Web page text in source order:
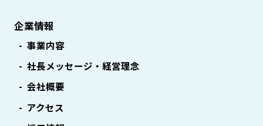
企業情報
事業内容
社長メッセージ・経営理念
会社概要
アクセス